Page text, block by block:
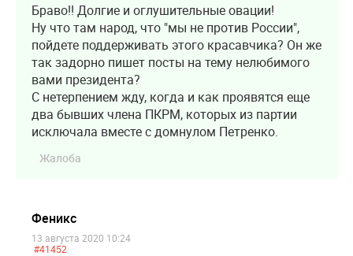
Браво!! Долгие и оглушительные овации!
Ну что там народ, что "мы не против России",
пойдете поддерживать этого красавчика? Он же
так задорно пишет посты на тему нелюбимого
вами президента?
С нетерпением жду, когда и как проявятся еще
два бывших члена ПКРМ, которых из партии
исключала вместе с домнулом Петренко.
Жалоба
Феникс
13 августа 2020 10:24
#41452